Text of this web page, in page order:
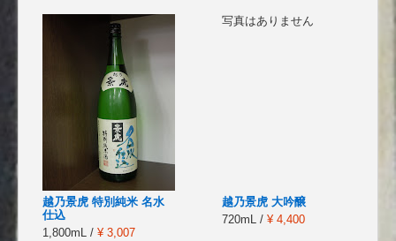
越乃景虎 特別純米 名水
仕込
1,800mL / ¥ 3,007
写真はありません
越乃景虎 大吟醸
720mL / ¥ 4,400